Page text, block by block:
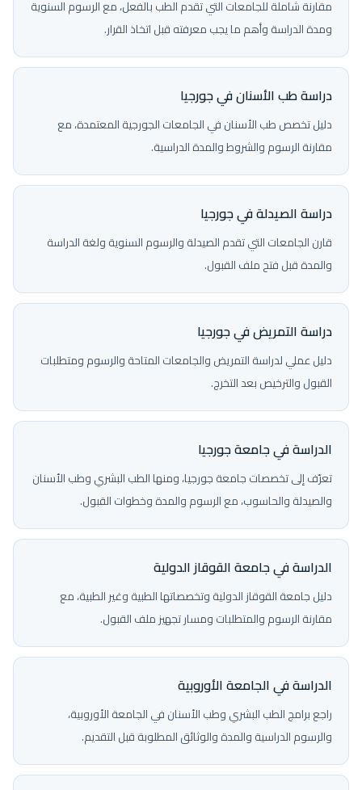
مقارنة شاملة للجامعات التي تقدم الطب بالفعل، مع الرسوم السنوية
ومدة الدراسة وأهم ما يجب معرفته قبل اتخاذ القرار.
دراسة طب الأسنان في جورجيا
دليل تخصص طب الأسنان في الجامعات الجورجية المعتمدة، مع
مقارنة الرسوم والشروط والمدة الدراسية.
دراسة الصيدلة في جورجيا
قارن الجامعات التي تقدم الصيدلة والرسوم السنوية ولغة الدراسة
والمدة قبل فتح ملف القبول.
دراسة التمريض في جورجيا
دليل عملي لدراسة التمريض والجامعات المتاحة والرسوم ومتطلبات
القبول والترخيص بعد التخرج.
الدراسة في جامعة جورجيا
تعرّف إلى تخصصات جامعة جورجيا، ومنها الطب البشري وطب الأسنان
والصيدلة والحاسوب، مع الرسوم والمدة وخطوات القبول.
الدراسة في جامعة القوقاز الدولية
دليل جامعة القوقاز الدولية وتخصصاتها الطبية وغير الطبية، مع
مقارنة الرسوم والمتطلبات ومسار تجهيز ملف القبول.
الدراسة في الجامعة الأوروبية
راجع برامج الطب البشري وطب الأسنان في الجامعة الأوروبية،
والرسوم الدراسية والمدة والوثائق المطلوبة قبل التقديم.